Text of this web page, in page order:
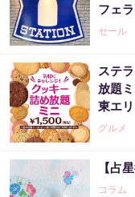
フェ
セール
ステ
放題
東エ
グルメ
【占
コラム